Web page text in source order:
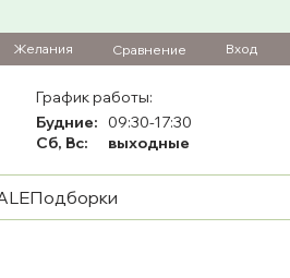
Желания Сравнение Вход
График работы:
Будние: 09:30-17:30
Сб, Вс:
выходные
Подборки